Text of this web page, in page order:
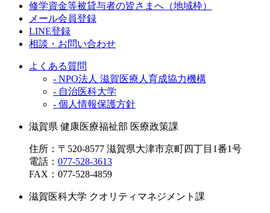
修学資金等被貸与者の皆さまへ（地域枠）
メール会員登録
LINE登録
相談・お問い合わせ
よくある質問
- NPO法人 滋賀医療人育成協力機構
- 自治医科大学
- 個人情報保護方針
滋賀県 健康医療福祉部 医療政策課
住所：〒520-8577 滋賀県大津市京町四丁目1番1号
電話： 077-528-3613
FAX： 077-528-4859
滋賀医科大学 クオリティマネジメント課